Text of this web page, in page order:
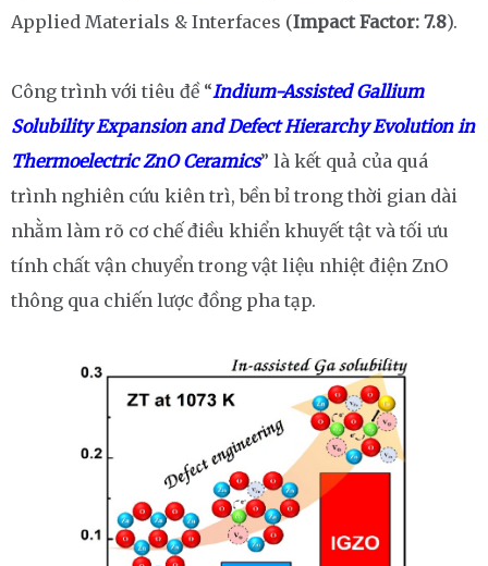
Applied Materials & Interfaces (Impact Factor: 7.8).
Công trình với tiêu đề “Indium-Assisted Gallium
Solubility Expansion and Defect Hierarchy Evolution in
Thermoelectric ZnO Ceramics” là kết quả của quá
trình nghiên cứu kiên trì, bền bỉ trong thời gian dài
nhằm làm rõ cơ chế điều khiển khuyết tật và tối ưu
tính chất vận chuyển trong vật liệu nhiệt điện ZnO
thông qua chiến lược đồng pha tạp.